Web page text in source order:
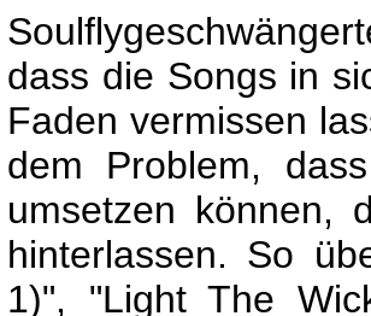
dass die Songs in
Faden vermissen
dem Problem,
umsetzen können,
hinterlassen. So
1)", "Light The